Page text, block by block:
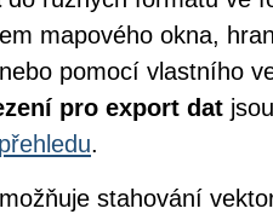
mapového okna,
pomocí vlastního
pro export dat
přehledu.
stahování